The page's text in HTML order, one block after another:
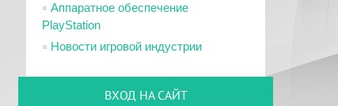
Аппаратное обеспечение
PlayStation
Новости игровой индустрии
ВХОД НА САЙТ